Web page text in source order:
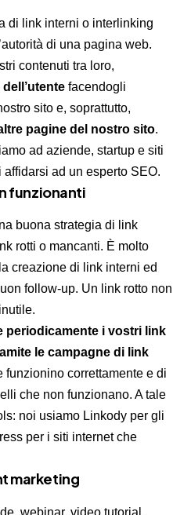
di link interni o interlinking
di una pagina web.
contenuti tra loro,
facendogli
sito e, soprattutto,
pagine del nostro sito.
ad aziende, startup e siti
ad un esperto SEO.
funzionanti
buona strategia di link
rotti o mancanti. È molto
creazione di link interni ed
follow-up. Un link rotto non
periodicamente i vostri link
le campagne di link
funzionino correttamente e di
che non funzionano. A tale
noi usiamo Linkody per gli
per i siti internet che
marketing
webinar, video tutorial,